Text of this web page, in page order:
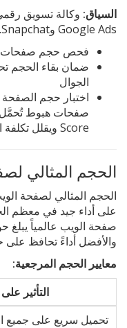
السياق: وكالة تسويق
Google Ads وSnapchat.
فحص حجم صفحات
الجوال
اختبار حجم
Score ويقلل تكلفة النقرة.
الحجم المثالي
على أداء جيد في معظم
والأفضل أداءً تحافظ
معايير الحجم المرجعية:
التأثير
تحميل سريع على جميع